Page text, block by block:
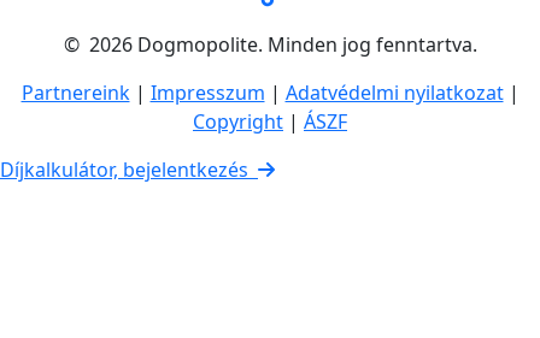
© 2026 Dogmopolite. Minden jog fenntartva.
Partnereink| Impresszum | Adatvédelmi nyilatkozat|
Copyright | ÁSZF
Díjkalkulátor, bejelentkezés